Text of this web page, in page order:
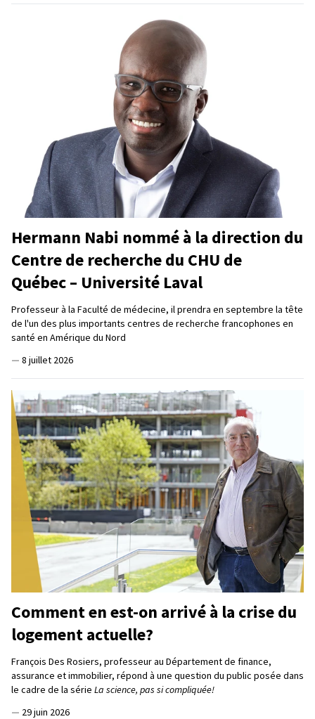
Hermann Nabi nommé à la direction du
Centre de recherche du CHU de
Québec – Université Laval
Professeur à la Faculté de médecine, il prendra en septembre la tête
de l'un des plus importants centres de recherche francophones en
santé en Amérique du Nord
— 8 juillet 2026
Comment en est-on arrivé à la crise du
logement actuelle?
François Des Rosiers, professeur au Département de finance,
assurance et immobilier, répond à une question du public posée dans
le cadre de la série La science, pas si compliquée!
— 29 juin 2026